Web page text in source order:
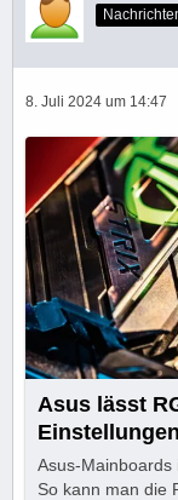
8. Juli 2024 um 14:47
Asus lässt
Asus-Mainboards
So kann man die